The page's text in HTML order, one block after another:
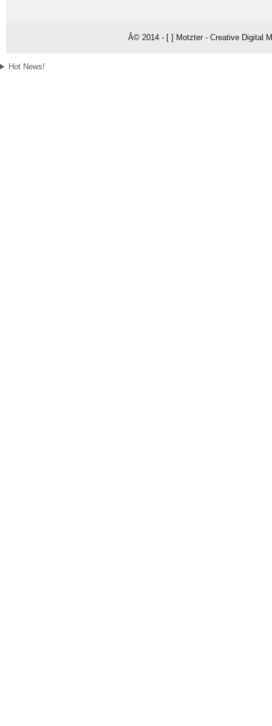
Â© 2014 - [ ] Motzter - Creative Digital
Hot News!